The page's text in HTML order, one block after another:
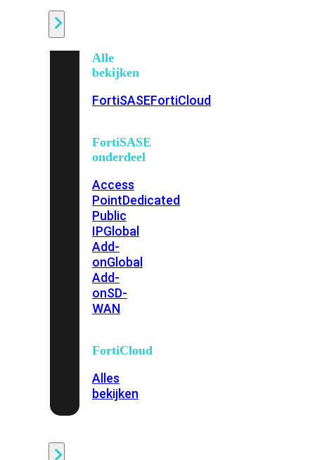
Alle
bekijken
FortiSASEFortiCloud
FortiSASE
onderdeel
Access
PointDedicated
Public
IPGlobal
Add-
onGlobal
Add-
onSD-
WAN
FortiCloud
Alles
bekijken